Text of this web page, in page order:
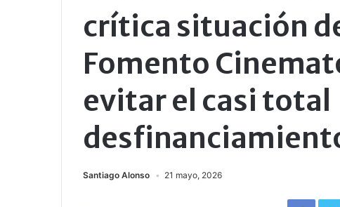
crítica situación
Fomento
evitar el casi total
Santiago Alonso 21 mayo, 2026